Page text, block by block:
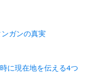
ガンの真実
に現在地を伝える4つ